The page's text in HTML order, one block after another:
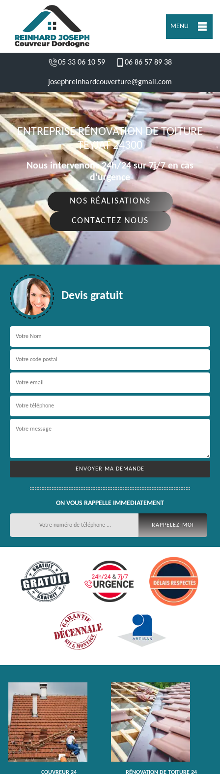
MENU
05 33 06 10 59 06 86 57 89 38
josephreinhardcouverture@gmail.com
ENTREPRISE RÉNOVATION DE TOITURE
TEYJAT 24300
Nous intervenons 24h/24 sur 7j/7 en cas
d'urgence
NOS RÉALISATIONS
CONTACTEZ NOUS
Devis gratuit
ON VOUS RAPPELLE IMMEDIATEMENT
COUVREUR 24 RÉNOVATION DE TOITURE 24